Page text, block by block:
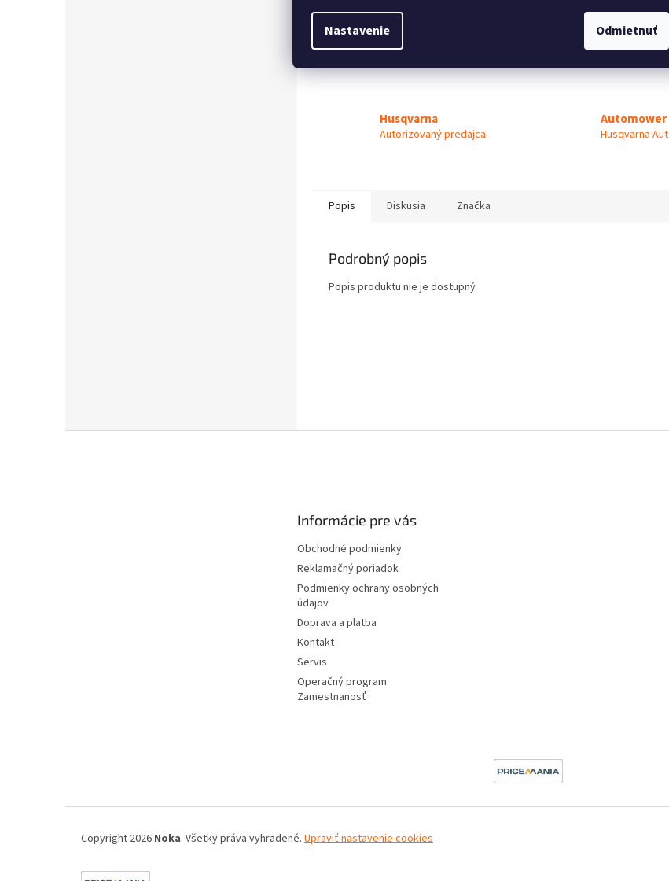
Nastavenie Odmietnuť
Husqvarna
Autorizovaný predajca
Automower
Husqvarna
Popis Diskusia Značka
Podrobný popis
Popis produktu nie je dostupný
Informácie pre vás
Obchodné podmienky
Reklamačný poriadok
Podmienky ochrany osobných
údajov
Doprava a platba
Kontakt
Servis
Operačný program
Zamestnanosť
Copyright 2026 Noka. Všetky práva vyhradené. Upraviť nastavenie cookies